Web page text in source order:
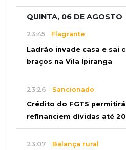
QUINTA, 06 DE AGOSTO
23:45 Flagrante
Ladrão invade casa e sai
braços na Vila Ipiranga
23:26 Sancionado
Crédito do FGTS
refinanciem dívidas até
23:07 Balança rural